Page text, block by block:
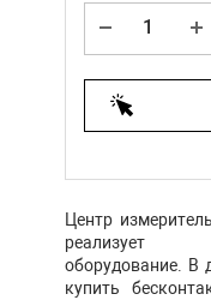
Центр
реализует
оборудование. В
купить